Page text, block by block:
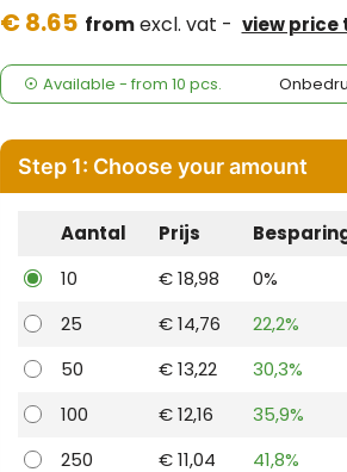
€ 8.65 fromexcl. vat - view price
Available - from 10 pcs.
Step 1: Choose your amount
Aantal Prijs
10
€ 18,98
0%
25
€ 14,76
22,2%
50
€ 13,22
30,3%
100
€ 12,16
35,9%
250
€ 11,04
41,8%